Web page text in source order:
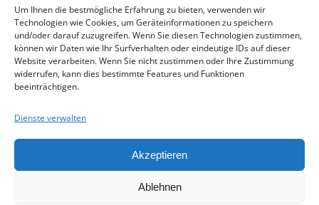
Um Ihnen die bestmögliche Erfahrung zu bieten, verwenden wir
Technologien wie Cookies, um Geräteinformationen zu speichern
und/oder darauf zuzugreifen. Wenn Sie diesen Technologien zustimmen,
können wir Daten wie Ihr Surfverhalten oder eindeutige IDs auf dieser
Website verarbeiten. Wenn Sie nicht zustimmen oder Ihre Zustimmung
widerrufen, kann dies bestimmte Features und Funktionen
beeinträchtigen.
Dienste verwalten
Akzeptieren
Ablehnen
Beitrittserklärung
Cookie-Einstellungen
Datenschutz
Impressum
SPENDEN
Mit Ihrer Spende unterstützen Sie uns,
Heimatforscher in Niederbayern zu
schaffen und sie in ihrer Arbeit zu
unterstützen.